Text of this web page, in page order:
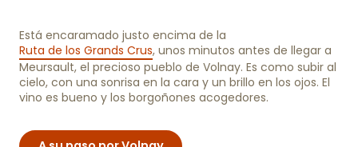
Está encaramado justo encima de la
Ruta de los Grands Crus, unos minutos antes de llegar a
Meursault, el precioso pueblo de Volnay. Es como subir al
cielo, con una sonrisa en la cara y un brillo en los ojos. El
vino es bueno y los borgoñones acogedores.